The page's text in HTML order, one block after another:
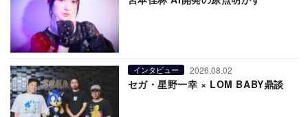
インタビュー 2026.08.02
セガ・星野一幸 × LOM BABY鼎談